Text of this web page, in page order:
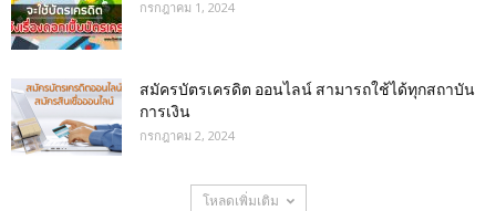
กรกฎาคม 1, 2024
สมัครบัตรเครดิต ออนไลน์ สามารถใช้ได้ทุกสถาบัน
การเงิน
กรกฎาคม 2, 2024
โหลดเพิ่มเติม